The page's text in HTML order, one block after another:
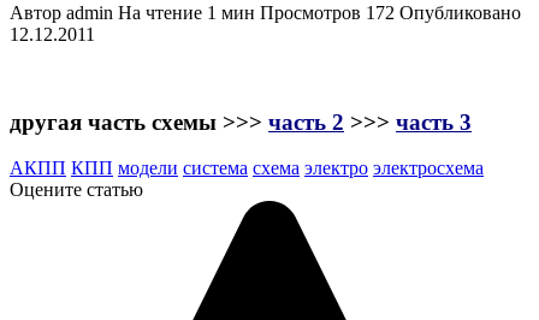
Автор admin На чтение 1 мин Просмотров 172 Опубликовано
12.12.2011
другая часть схемы >>> часть 2 >>> часть 3
АКПП КПП модели система схема электро электросхема
Оцените статью